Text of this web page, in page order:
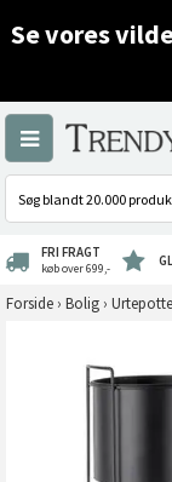
Se vores
FRI FRAGT
køb over 699,-
Forside › Bolig ›